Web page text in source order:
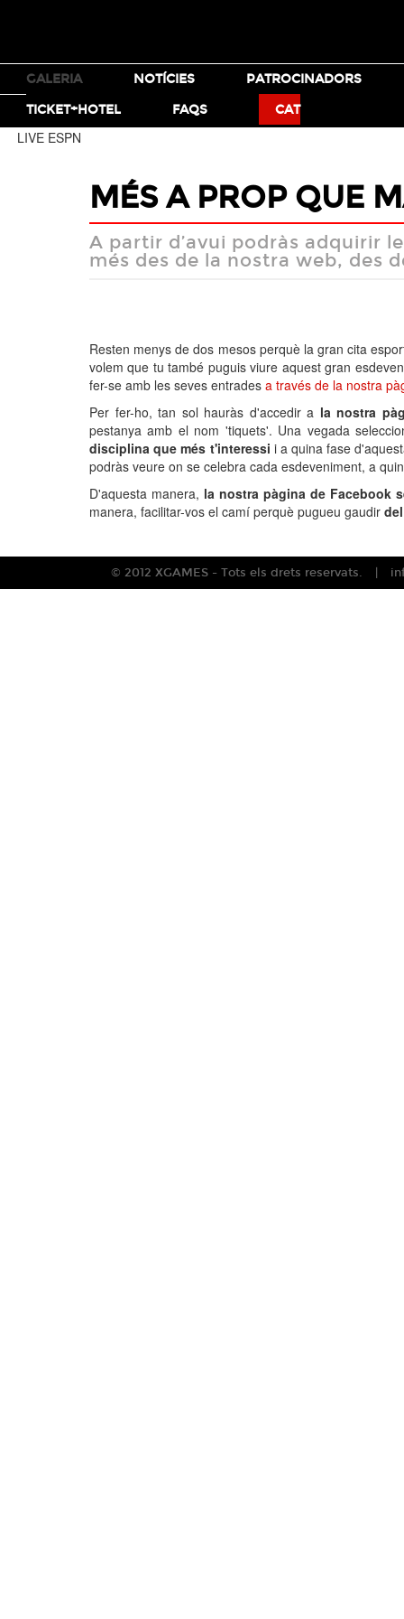
TICKETS
GALERIA NOTÍCIES
PATROCINADORS
TICKET+HOTEL
FAQS CAT
MOTO X
LIVE ESPN
MÉS A PROP QUE
A partir d’avui podràs adquirir
més des de la nostra web, des
Resten menys de dos mesos perquè la gran cita
volem que tu també puguis viure aquest gran
fer-se amb les seves entrades a través de la nostra
Per fer-ho, tan sol hauràs d'accedir a la nostra
pestanya amb el nom 'tiquets'. Una vegada
disciplina que més t'interessi i a quina fase
podràs veure on se celebra cada esdeveniment, a
D'aquesta manera, la nostra pàgina de Facebook
manera, facilitar-vos el camí perquè pugueu gaudir
© 2012 XGAMES - Tots els drets reservats.